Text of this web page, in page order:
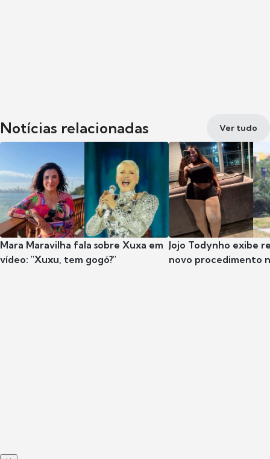
Notícias relacionadas Ver tudo
Mara Maravilha fala sobre Xuxa em
vídeo: "Xuxu, tem gogó?"
Jojo Todynho exibe
novo procedimento